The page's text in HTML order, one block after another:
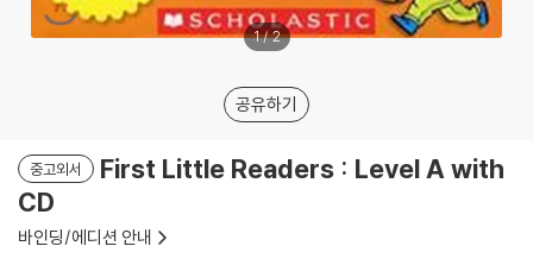
1/2
공유하기
중고외서
First Little Readers : Level A with
CD
바인딩/에디션 안내